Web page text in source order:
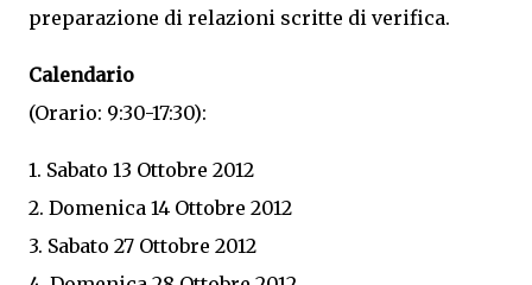
preparazione di relazioni scritte di verifica.
Calendario
(Orario: 9:30-17:30):
1. Sabato 13 Ottobre 2012
2. Domenica 14 Ottobre 2012
3. Sabato 27 Ottobre 2012